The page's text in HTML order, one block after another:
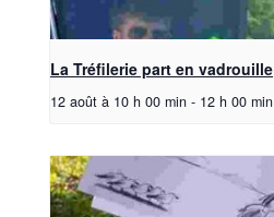
La Tréfilerie part en vadrouille
12 août à 10 h 00 min - 12 h 00 min